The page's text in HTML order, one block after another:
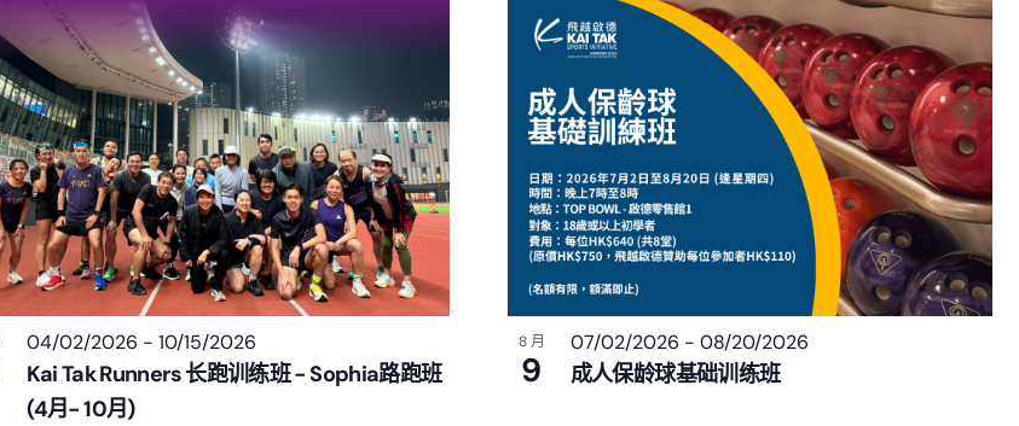
04/02/2026 -10/15/2026
Kai Tak Runners 长跑训练班 - Sophia路跑班
(4月- 10月)
8 月
9
07/02/2026 - 08/20/2026
成人保龄球基础训练班